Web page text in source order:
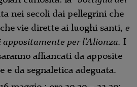
nei secoli dai pellegrini che
vie dirette ai luoghi santi, e
per l’Alionza. I
affiancati da apposite
e da segnaletica adeguata.